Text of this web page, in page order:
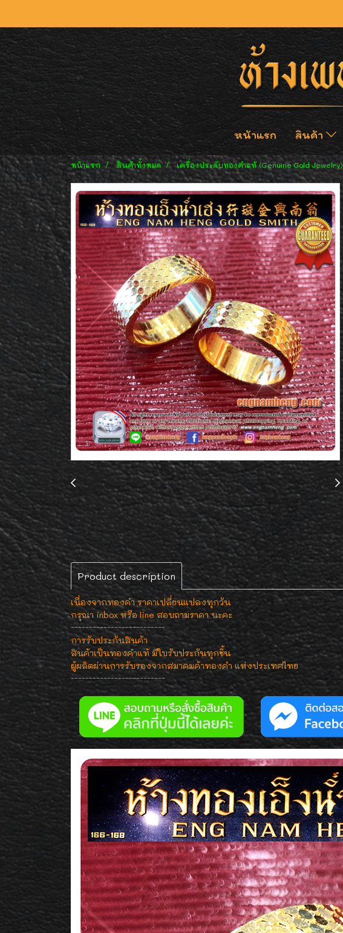
หน้าแรก สินค้า
หน้าแรก สินค้าทั้งหมด เครื่องประดับทองคำแท้ (Genuine Gold Jewelry)
Product description
เนื่องจากทองคำ ราคาเปลี่ยนแปลงทุกวัน
กรุณา inbox หรือ line สอบถามราคา นะคะ
--------------------------
การรับประกันสินค้า
สินค้าเป็นทองคำแท้ มีใบรับประกันทุกชิ้น
ผู้ผลิตผ่านการรับรองจากสมาคมค้าทองคำ แห่งประเทศไทย
--------------------------